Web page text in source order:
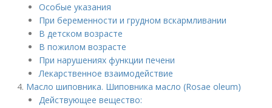
Особые указания
При беременности и грудном вскармливании
В детском возрасте
В пожилом возрасте
При нарушениях функции печени
Лекарственное взаимодействие
Масло шиповника. Шиповника масло (Rosae oleum)
Действующее вещество: